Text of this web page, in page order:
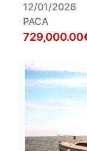
12/01/2026
PACA